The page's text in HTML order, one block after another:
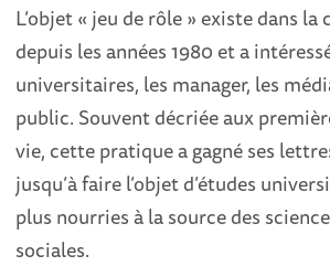
L’objet « jeu de rôle » existe dans
depuis les années 1980 et a
universitaires, les manager, les
public. Souvent décriée aux
vie, cette pratique a gagné ses
jusqu’à faire l’objet d’études
plus nourries à la source des
sociales.